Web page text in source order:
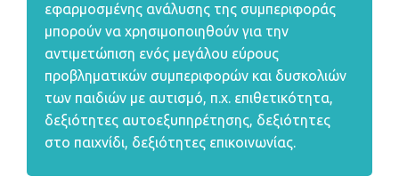
εφαρμοσμένης ανάλυσης της συμπεριφοράς
μπορούν να χρησιμοποιηθούν για την
αντιμετώπιση ενός μεγάλου εύρους
προβληματικών συμπεριφορών και δυσκολιών
των παιδιών με αυτισμό, π.χ. επιθετικότητα,
δεξιότητες αυτοεξυπηρέτησης, δεξιότητες
στο παιχνίδι, δεξιότητες επικοινωνίας.